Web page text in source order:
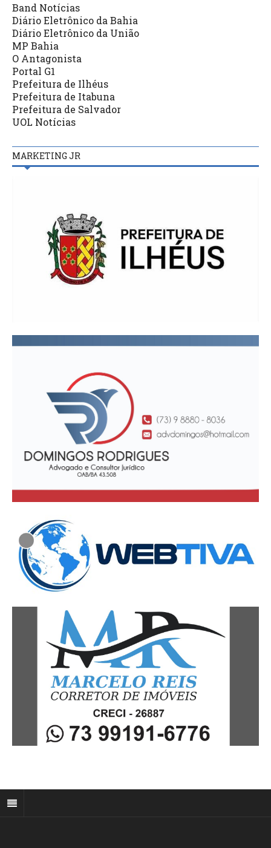
Band Notícias
Diário Eletrônico da Bahia
Diário Eletrônico da União
MP Bahia
O Antagonista
Portal G1
Prefeitura de Ilhéus
Prefeitura de Itabuna
Prefeitura de Salvador
UOL Notícias
MARKETING JR